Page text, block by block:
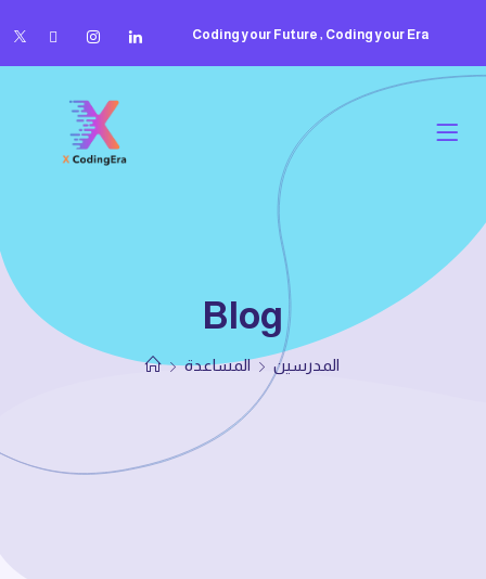
Coding your Future , Coding your Era
Blog
المساعدة المدرسين